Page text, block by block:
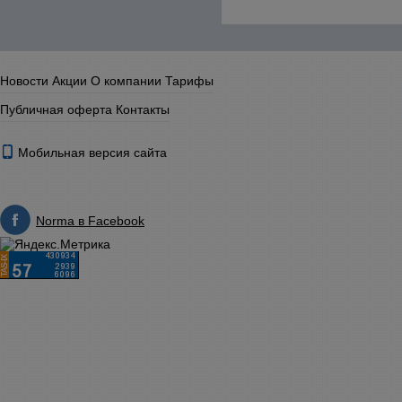
Новости Акции О компании Тарифы
Публичная оферта Контакты
Мобильная версия сайта
Norma в Facebook